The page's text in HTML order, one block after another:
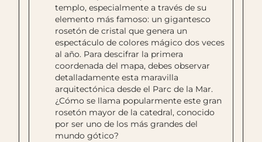
templo, especialmente a través de su
elemento más famoso: un gigantesco
rosetón de cristal que genera un
espectáculo de colores mágico dos veces
al año. Para descifrar la primera
coordenada del mapa, debes observar
detalladamente esta maravilla
arquitectónica desde el Parc de la Mar.
¿Cómo se llama popularmente este gran
rosetón mayor de la catedral, conocido
por ser uno de los más grandes del
mundo gótico?